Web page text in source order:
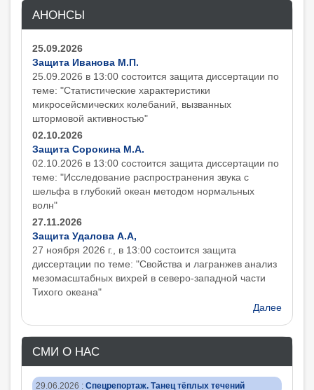
АНОНСЫ
25.09.2026
Защита Иванова М.П.
25.09.2026 в 13:00 состоится защита диcсертации по
теме: "Статистические характеристики
микросейсмических колебаний, вызванных
штормовой активностью"
02.10.2026
Защита Сорокина М.А.
02.10.2026 в 13:00 состоится защита диcсертации по
теме: "Исследование распространения звука с
шельфа в глубокий океан методом нормальных
волн"
27.11.2026
Защита Удалова А.А,
27 ноября 2026 г., в 13:00 состоится защита
диcсертации по теме: "Свойства и лагранжев анализ
мезомасштабных вихрей в северо-западной части
Тихого океана"
Далее
СМИ О НАС
29.06.2026 : Спецрепортаж. Танец тёплых течений